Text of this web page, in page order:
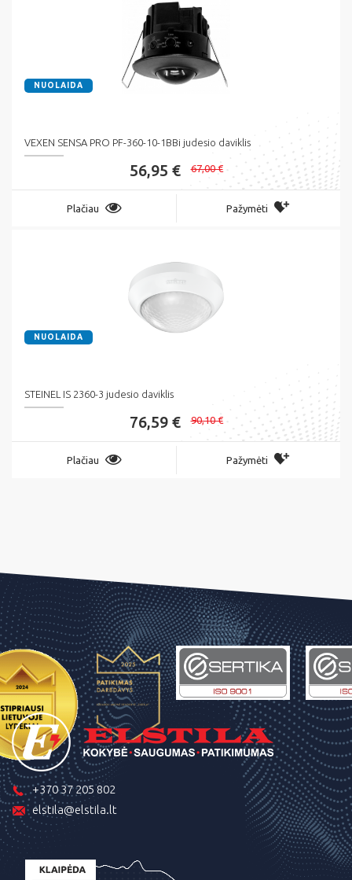
NUOLAIDA
VEXEN SENSA PRO PF-360-10-1BBi judesio daviklis
56,95 € 67,00 €
Plačiau Pažymėti
NUOLAIDA
STEINEL IS 2360-3 judesio daviklis
76,59 € 90,10 €
Plačiau Pažymėti
+370 37 205 802
elstila@elstila.lt